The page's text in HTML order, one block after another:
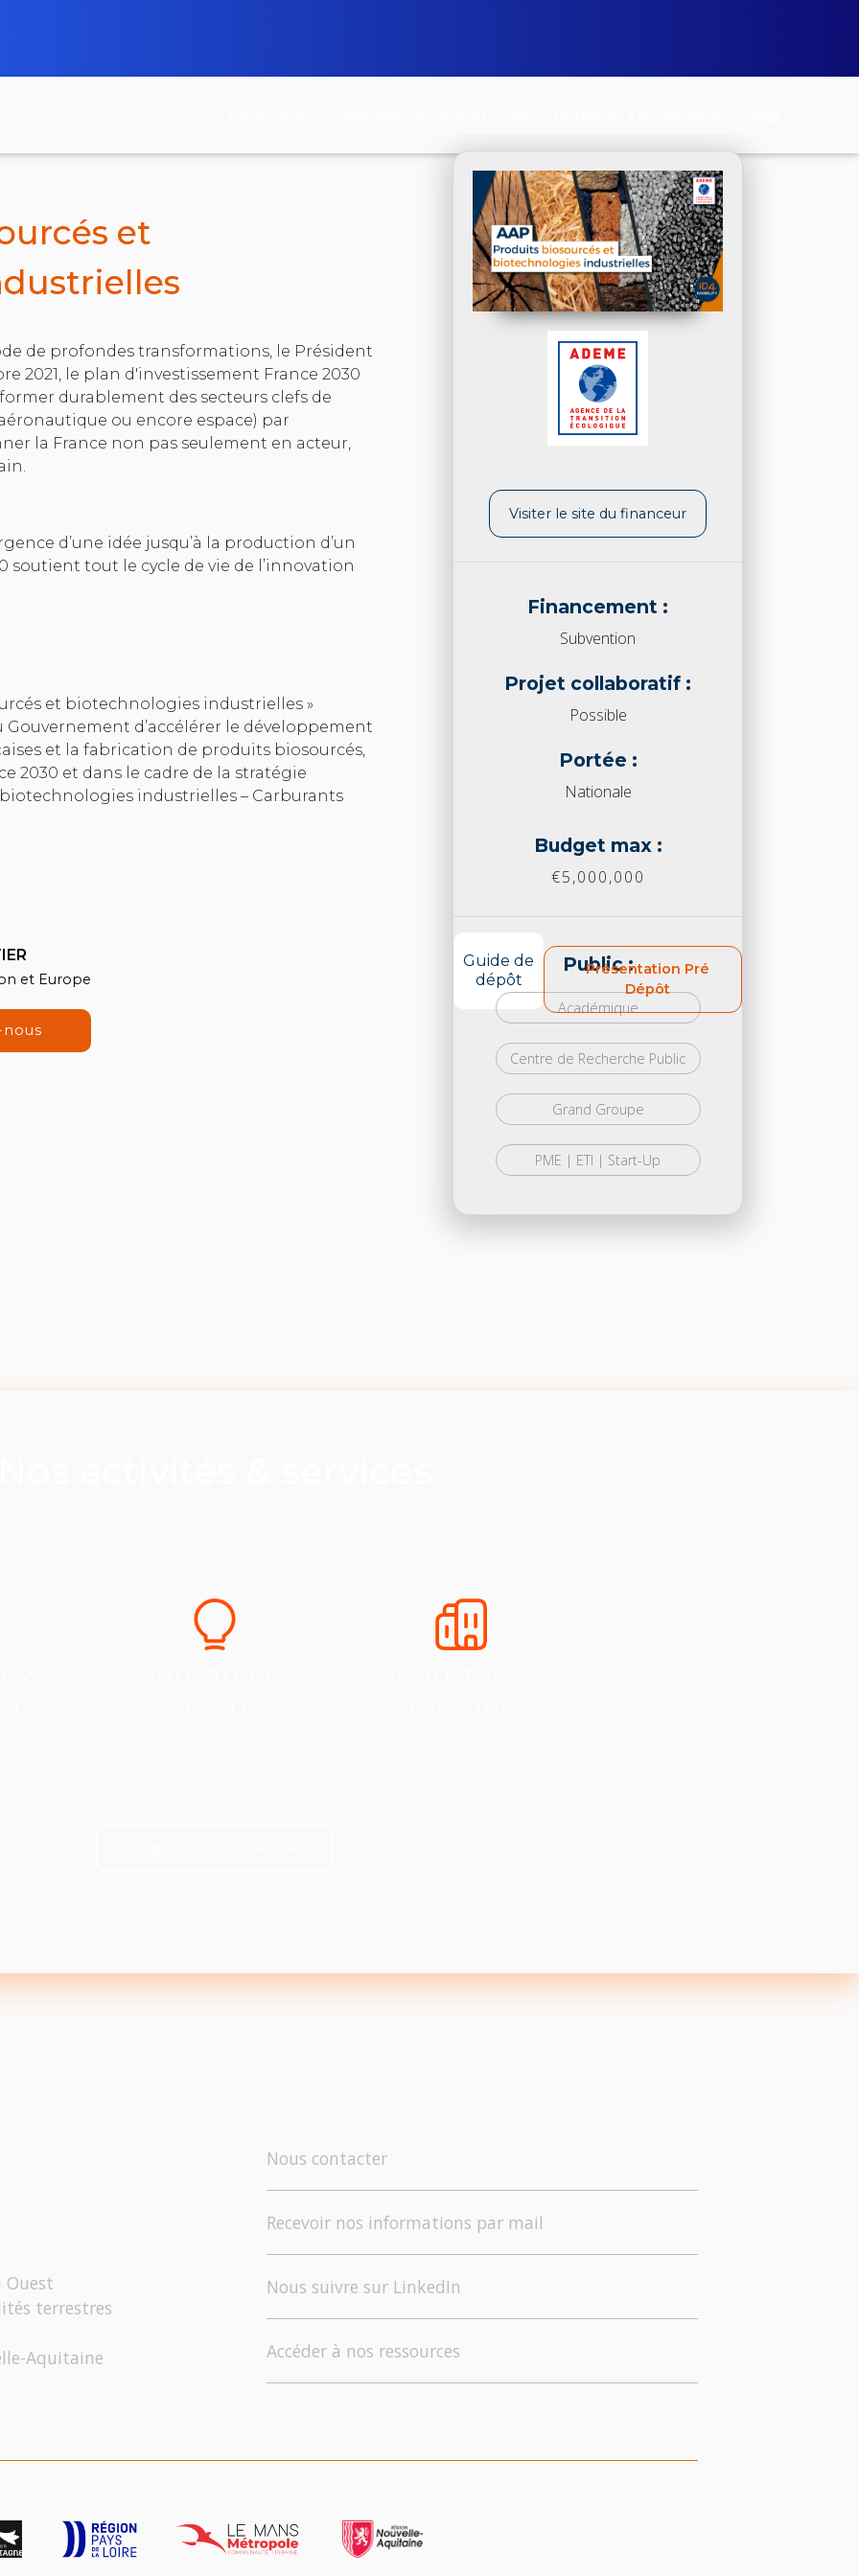
Visiter le site du financeur
Financement :
Subvention
Projet collaboratif :
Possible
Portée :
Nationale
Budget max :
€5,000,000
Présentation Pré
Dépôt
Guide de
dépôt
Public :
Académique
Centre de Recherche Public
Grand Groupe
PME | ETI | Start-Up
et
de profondes transformations, le Président
2021, le plan d'investissement France 2030
durablement des secteurs clefs de
ou encore espace) par
la France non pas seulement en acteur,
d’une idée jusqu’à la production d’un
soutient tout le cycle de vie de l’innovation
et biotechnologies industrielles »
d’accélérer le développement
et la fabrication de produits biosourcés,
2030 et dans le cadre de la stratégie
industrielles – Carburants
et Europe
Ouest
terrestres
Aquitaine
Nous contacter
Recevoir nos informations par mail
Nous suivre sur LinkedIn
Accéder à nos ressources